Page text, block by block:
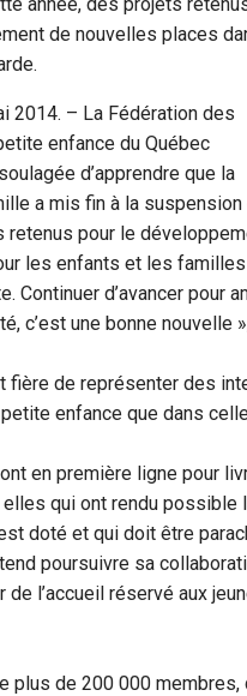
de nouvelles places
2014. – La Fédération des
enfance du Québec
d’apprendre que la
a mis fin à la
retenus pour le
les enfants et les
Continuer d’avancer
c’est une bonne nouvelle
fière de représenter des
enfance que dans
en première ligne pour
qui ont rendu
doté et qui doit être
poursuivre sa
de l’accueil réservé aux
plus de 200 000